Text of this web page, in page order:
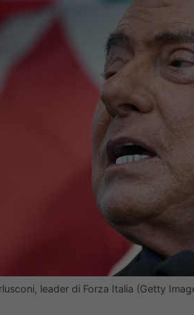
leader di Forza Italia (Getty